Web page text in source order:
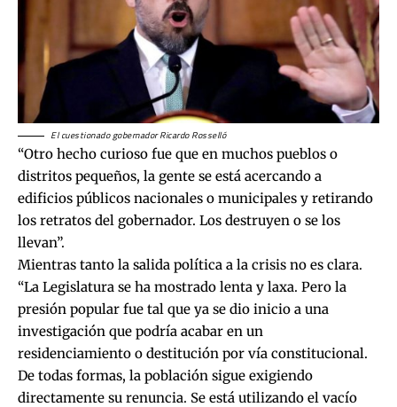
El cuestionado gobernador Ricardo Rosselló
“Otro hecho curioso fue que en muchos pueblos o
distritos pequeños, la gente se está acercando a
edificios públicos nacionales o municipales y retirando
los retratos del gobernador. Los destruyen o se los
llevan”.
Mientras tanto la salida política a la crisis no es clara.
“La Legislatura se ha mostrado lenta y laxa. Pero la
presión popular fue tal que ya se dio inicio a una
investigación que podría acabar en un
residenciamiento o destitución por vía constitucional.
De todas formas, la población sigue exigiendo
directamente su renuncia. Se está utilizando el vacío